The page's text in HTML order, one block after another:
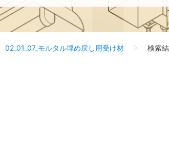
02_01_07_モルタル埋め戻し用受け材 検索